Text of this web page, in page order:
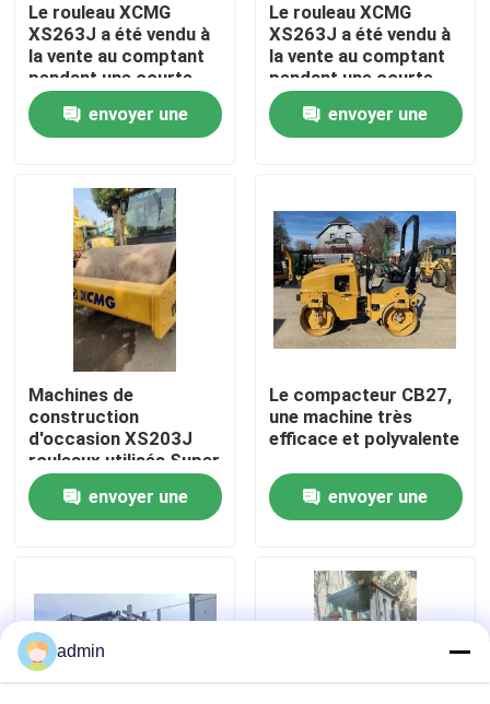
À la maison
Produits
Vidéos
À propos de nous
Visite de l'usine
Contrôle de la qualité
Nous contacter
Machines de construction de routes
Le rouleau XCMG
XS263J a été vendu à
la vente au comptant
pendant une courte
période.
envoyer une
Le rouleau XCMG
XS263J a été vendu à
la vente au comptant
pendant une courte
période.
envoyer une
Machines de
construction
d'occasion XS203J
rouleaux utilisés Super
rouleaux lourds
envoyer une
Le compacteur CB27,
une machine très
efficace et polyvalente
envoyer une
admin